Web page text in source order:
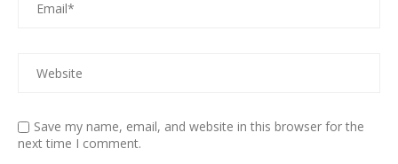
Save my name, email, and website in this browser for the
next time I comment.